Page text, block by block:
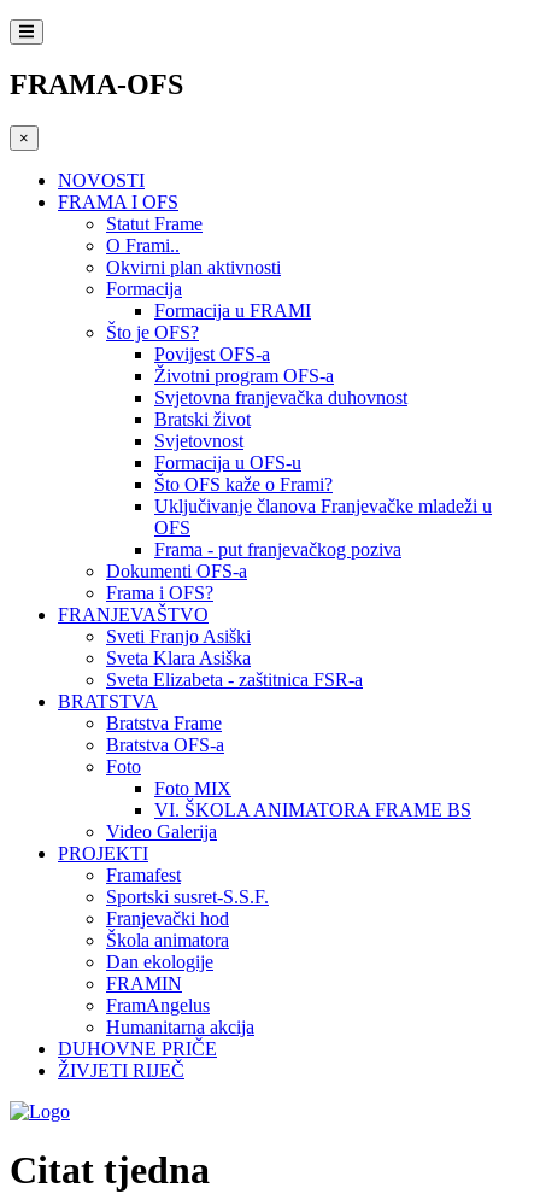
FRAMA-OFS
×
NOVOSTI
FRAMA I OFS
Statut Frame
O Frami..
Okvirni plan aktivnosti
Formacija
Formacija u FRAMI
Što je OFS?
Povijest OFS-a
Životni program OFS-a
Svjetovna franjevačka duhovnost
Bratski život
Svjetovnost
Formacija u OFS-u
Što OFS kaže o Frami?
Uključivanje članova Franjevačke mladeži u
OFS
Frama - put franjevačkog poziva
Dokumenti OFS-a
Frama i OFS?
FRANJEVAŠTVO
Sveti Franjo Asiški
Sveta Klara Asiška
Sveta Elizabeta - zaštitnica FSR-a
BRATSTVA
Bratstva Frame
Bratstva OFS-a
Foto
Foto MIX
VI. ŠKOLA ANIMATORA FRAME BS
Video Galerija
PROJEKTI
Framafest
Sportski susret-S.S.F.
Franjevački hod
Škola animatora
Dan ekologije
FRAMIN
FramAngelus
Humanitarna akcija
DUHOVNE PRIČE
ŽIVJETI RIJEČ
Citat tjedna